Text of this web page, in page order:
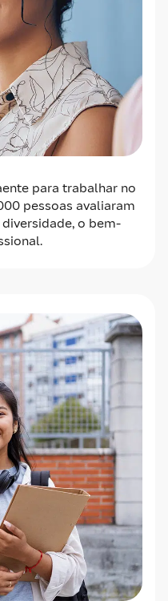
para trabalhar no
pessoas avaliaram
o bem-